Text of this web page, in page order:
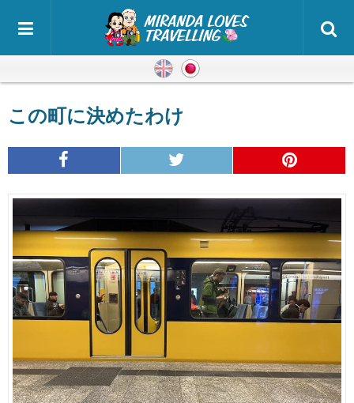
英語
この町に決めたわけ